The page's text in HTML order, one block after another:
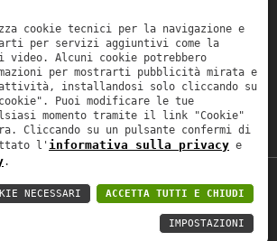
e accetto le condizioni
nell'informativa sulla privacy *
- Privacy policy-
Area riservata
cookie tecnici per la navigazione e
per servizi aggiuntivi come la
video. Alcuni cookie potrebbero
per mostrarti pubblicità mirata e
installandosi solo cliccando su
Puoi modificare le tue
momento tramite il link "Cookie"
Cliccando su un pulsante confermi di
l' informativa sulla privacy e
.
ACCETTA TUTTI E CHIUDI
NECESSARI
IMPOSTAZIONI